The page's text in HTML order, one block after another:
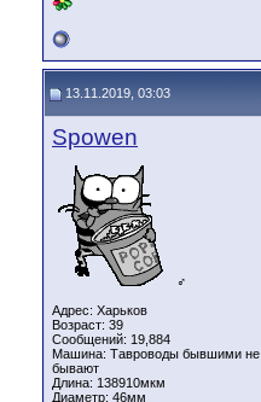
13.11.2019, 03:03
Spowen
♂
Адрес: Харьков
Возраст: 39
Сообщений: 19,884
Машина: Тавроводы бывшими не
бывают
Длина: 138910мкм
Диаметр: 46мм